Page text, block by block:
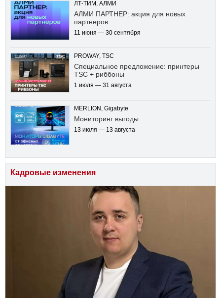
ЛТ-ТИМ, АЛМИ
АЛМИ ПАРТНЕР: акция для новых
партнеров
11 июня — 30 сентября
PROWAY, TSC
Специальное предложение: принтеры
TSC + риббоны
1 июля — 31 августа
MERLION, Gigabyte
Мониторинг выгоды
13 июля — 13 августа
Кадровые изменения